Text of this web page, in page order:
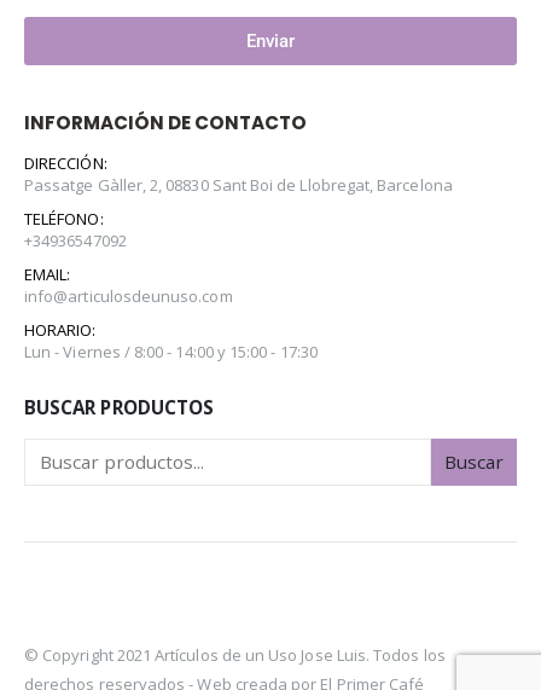
Enviar
INFORMACIÓN DE CONTACTO
DIRECCIÓN:
Passatge Gàller, 2, 08830 Sant Boi de Llobregat, Barcelona
TELÉFONO:
+34936547092
EMAIL:
info@articulosdeunuso.com
HORARIO:
Lun - Viernes / 8:00 - 14:00 y 15:00 - 17:30
BUSCAR PRODUCTOS
Buscar
© Copyright 2021 Artículos de un Uso Jose Luis. Todos los
derechos reservados -Web creada por El Primer Café